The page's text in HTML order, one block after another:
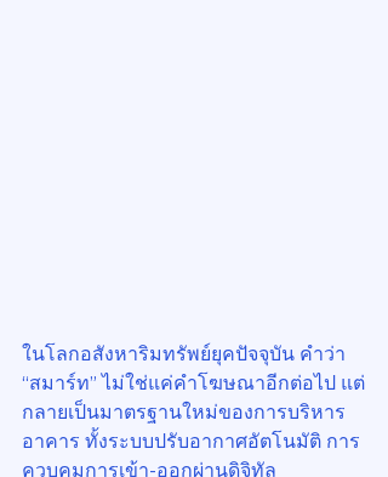
ในโลกอสังหาริมทรัพย์ยุคปัจจุบัน คำว่า
“สมาร์ท” ไม่ใช่แค่คำโฆษณาอีกต่อไป แต่
กลายเป็นมาตรฐานใหม่ของการบริหาร
อาคาร ทั้งระบบปรับอากาศอัตโนมัติ การ
ควบคุมการเข้า-ออกผ่านดิจิทัล